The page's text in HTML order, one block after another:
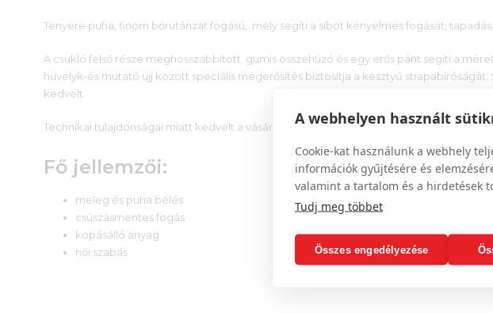
Tenyere puha, finom bőrutánzat fogású, mely segíti a síbot kényelmes fogását,
A csukló felső része meghosszabbított, gumis összehúzó és egy erős pánt segíti a
hüvelyk-és mutató ujj között speciális megerősítés biztosítja a kesztyű
kedvelt.
Technikai tulajdonságai miatt kedvelt a vásárlók körében.
Fő jellemzői:
meleg és puha bélés
csúszásmentes fogás
kopásálló anyag
női szabás
A webhelyen használt
Cookie-kat használunk a webhely
információk gyűjtésére és
valamint a tartalom és a hirdetések
Tudj meg többet
Összes engedélyezése